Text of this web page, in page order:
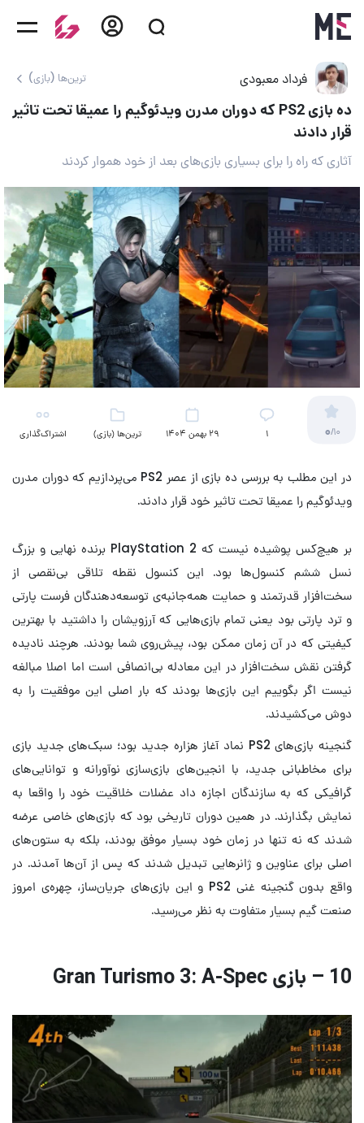
فرداد معبودی ترین‌ها (بازی)
ده بازی PS2 که دوران مدرن ویدئوگیم را عمیقا تحت تاثیر
قرار دادند
آثاری که راه را برای بسیاری بازی‌های بعد از خود هموار کردند
0/10 ۱ 29 بهمن 1404 ترین‌ها (بازی) اشتراک‌گذاری
در این مطلب به بررسی ده بازی از عصر PS2 می‌پردازیم که دوران مدرن
ویدئوگیم را عمیقا تحت تاثیر خود قرار دادند.
بر هیچ‌کس پوشیده نیست که PlayStation 2 برنده نهایی و بزرگ
نسل ششم کنسول‌ها بود. این کنسول نقطه تلاقی بی‌نقصی از
سخت‌افزار قدرتمند و حمایت همه‌جانبه‌ی توسعه‌دهندگان فرست پارتی
و ترد پارتی بود یعنی تمام بازی‌هایی که آرزویشان را داشتید با بهترین
کیفیتی که در آن زمان ممکن بود، پیش‌روی شما بودند. هرچند نادیده
گرفتن نقش سخت‌افزار در این معادله بی‌انصافی است اما اصلا مبالغه
نیست اگر بگوییم این بازی‌ها بودند که بار اصلی این موفقیت را به
دوش می‌کشیدند.
گنجینه بازی‌های PS2 نماد آغاز هزاره جدید بود؛ سبک‌های جدید بازی
برای مخاطبانی جدید، با انجین‌های بازی‌سازی نوآورانه و توانایی‌های
گرافیکی که به سازندگان اجازه داد عضلات خلاقیت خود را واقعا به
نمایش بگذارند. در همین دوران تاریخی بود که بازی‌های خاصی عرضه
شدند که نه تنها در زمان خود بسیار موفق بودند، بلکه به ستون‌های
اصلی برای عناوین و ژانرهایی تبدیل شدند که پس از آن‌ها آمدند. در
واقع بدون گنجینه غنی PS2 و این بازی‌های جریان‌ساز، چهره‌ی امروز
صنعت گیم بسیار متفاوت به نظر می‌رسید.
10 – بازی Gran Turismo 3: A-Spec